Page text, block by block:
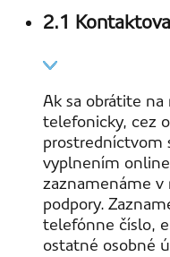
2.1
Ak sa obrátite na
telefonicky, cez
prostredníctvom
vyplnením
zaznamenáme v
podpory.
telefónne číslo,
ostatné osobné